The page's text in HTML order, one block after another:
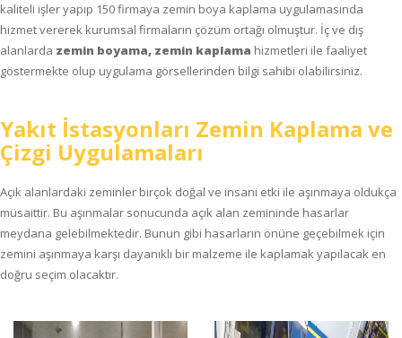
kaliteli işler yapıp 150 firmaya zemin boya kaplama uygulamasında
hizmet vererek kurumsal firmaların çözüm ortağı olmuştur. İç ve dış
alanlarda zemin boyama, zemin kaplama hizmetleri ile faaliyet
göstermekte olup uygulama görsellerinden bilgi sahibi olabilirsiniz.
Yakıt İstasyonları Zemin Kaplama ve
Çizgi Uygulamaları
Açık alanlardaki zeminler birçok doğal ve insani etki ile aşınmaya oldukça
müsaittir. Bu aşınmalar sonucunda açık alan zemininde hasarlar
meydana gelebilmektedir. Bunun gibi hasarların önüne geçebilmek için
zemini aşınmaya karşı dayanıklı bir malzeme ile kaplamak yapılacak en
doğru seçim olacaktır.